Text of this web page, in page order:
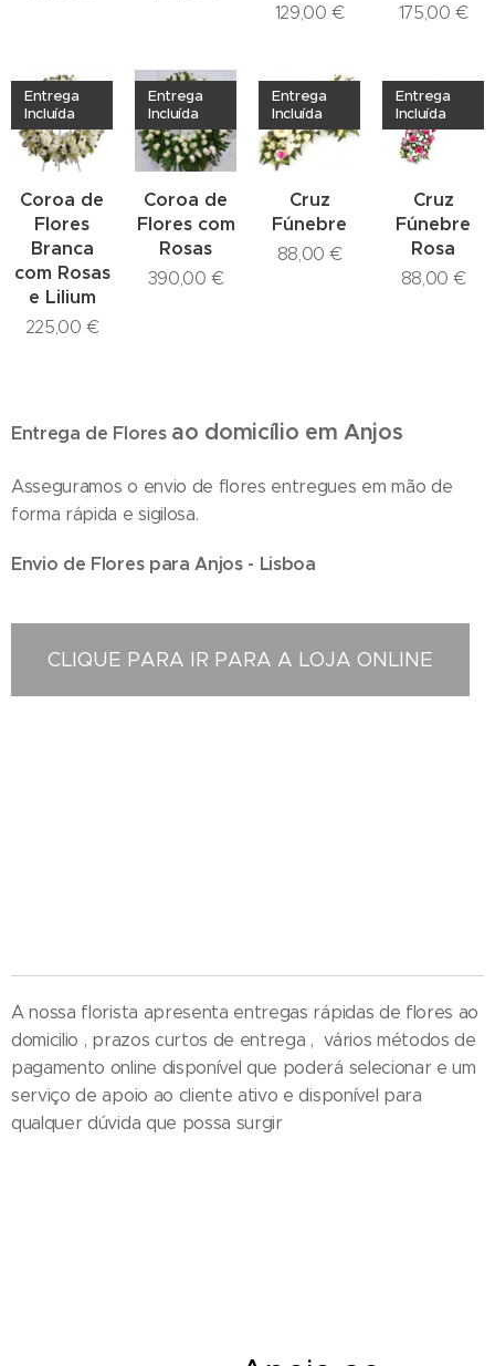
129,00 € 175,00 €
Coroa de
Flores
Branca
com Rosas
e Lilium
Entrega
Incluída
225,00 €
Coroa de
Flores com
Rosas
Entrega
Incluída
390,00 €
Cruz
Fúnebre
Entrega
Incluída
88,00 €
Cruz
Fúnebre
Rosa
Entrega
Incluída
88,00 €
Entrega de Flores ao domicílio em Anjos
Asseguramos o envio de flores entregues em mão de
forma rápida e sigilosa.
Envio de Flores para Anjos - Lisboa
CLIQUE PARA IR PARA A LOJA ONLINE
A nossa florista apresenta entregas rápidas de flores ao
domicilio , prazos curtos de entrega , vários métodos de
pagamento online disponível que poderá selecionar e um
serviço de apoio ao cliente ativo e disponível para
qualquer dúvida que possa surgir